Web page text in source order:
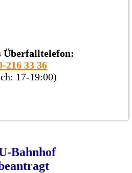
Überfalltelefon:
216 33 36
17-19:00)
Bahnhof